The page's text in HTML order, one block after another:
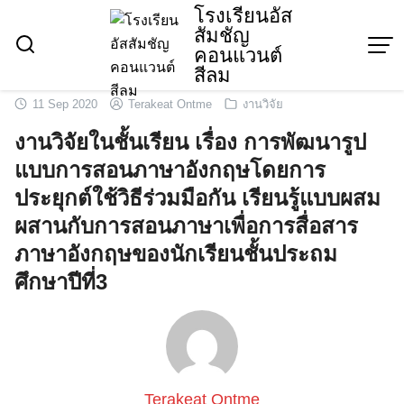
content
โรงเรียนอัส
สัมชัญ
คอนแวนต์
สีลม
11 Sep 2020 Terakeat Ontme งานวิจัย
งานวิจัยในชั้นเรียน เรื่อง การพัฒนารูป
แบบการสอนภาษาอังกฤษโดยการ
ประยุกต์ใช้วิธีร่วมมือกัน เรียนรู้แบบผสม
ผสานกับการสอนภาษาเพื่อการสื่อสาร
ภาษาอังกฤษของนักเรียนชั้นประถม
ศึกษาปีที่3
Terakeat Ontme